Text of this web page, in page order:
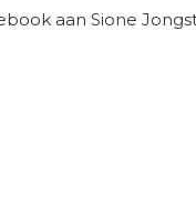
aan Sione